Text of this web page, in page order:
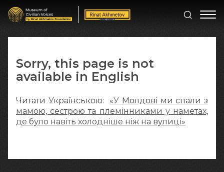
Sorry, this page is not
available in English
Читати Українською: «У Молдові ми спали з
мамою, сестрою та племінниками у наметах,
де було навіть холодніше ніж на вулиці»